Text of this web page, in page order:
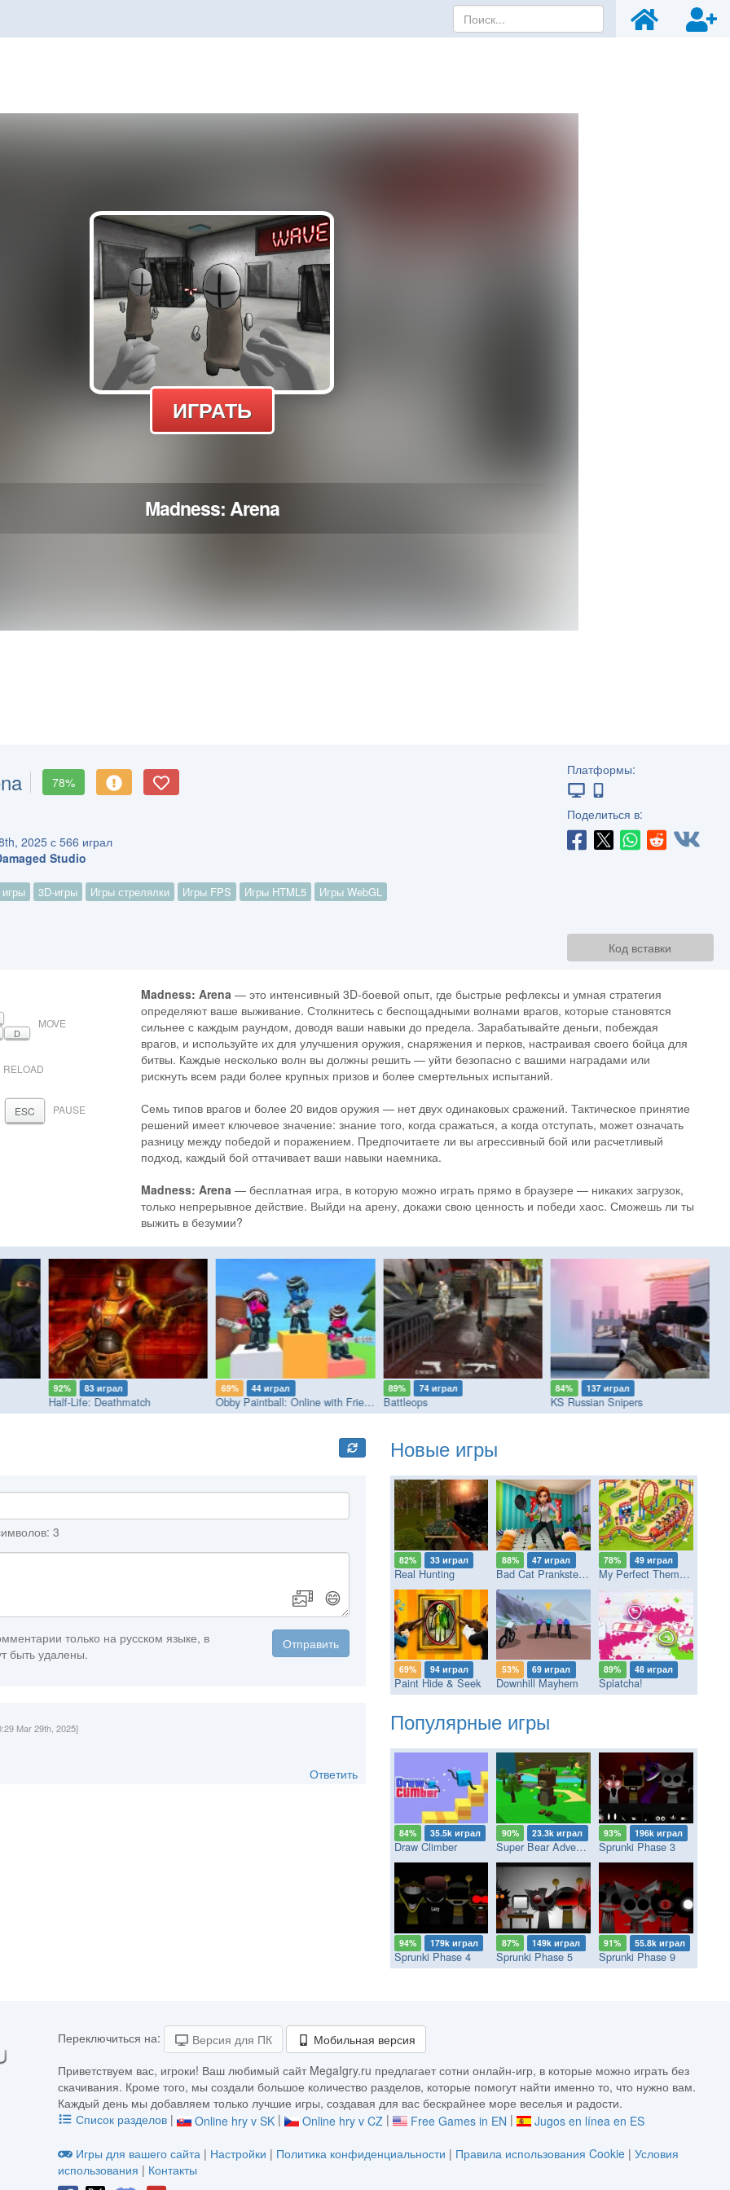
78%
2025 с 566 играл
Studio
3D-игры Игры стрелялки Игры FPS Игры HTML5 Игры WebGL
Платформы:
Поделиться в:
Код вставки
D
MOVE
RELOAD
ESC PAUSE
Madness: Arena — это интенсивный 3D-боевой опыт, где быстрые рефлексы и умная стратегия
определяют ваше выживание. Столкнитесь с беспощадными волнами врагов, которые становятся
сильнее с каждым раундом, доводя ваши навыки до предела. Зарабатывайте деньги, побеждая
врагов, и используйте их для улучшения оружия, снаряжения и перков, настраивая своего бойца для
битвы. Каждые несколько волн вы должны решить — уйти безопасно с вашими наградами или
рискнуть всем ради более крупных призов и более смертельных испытаний.
Семь типов врагов и более 20 видов оружия — нет двух одинаковых сражений. Тактическое принятие
решений имеет ключевое значение: знание того, когда сражаться, а когда отступать, может означать
разницу между победой и поражением. Предпочитаете ли вы агрессивный бой или расчетливый
подход, каждый бой оттачивает ваши навыки наемника.
Madness: Arena — бесплатная игра, в которую можно играть прямо в браузере — никаких загрузок,
только непрерывное действие. Выйди на арену, докажи свою ценность и победи хаос. Сможешь ли ты
выжить в безумии?
92% 83 играл
Half-Life: Deathmatch
69% 44 играл
Obby Paintball: Online with Friends
89% 74 играл
Battleops
84% 137 играл
KS Russian Snipers
3
😄
Отправить
только на русском языке, в
быть удалены.
Mar 29th, 2025]
Ответить
Новые игры
82% 33 играл
Real Hunting
88% 47 играл
Bad Cat Prankster - Mom’s Return
78% 49 играл
My Perfect Theme Park
69% 94 играл
Paint Hide & Seek
53% 69 играл
Downhill Mayhem
89% 48 играл
Splatcha!
Популярные игры
84% 35.5k играл
Draw Climber
90% 23.3k играл
Super Bear Adventure
93% 196k играл
Sprunki Phase 3
94% 179k играл
Sprunki Phase 4
87% 149k играл
Sprunki Phase 5
91% 55.8k играл
Sprunki Phase 9
Переключиться на: Версия для ПК
Мобильная версия
Приветствуем вас, игроки! Ваш любимый сайт MegaIgry.ru предлагает сотни онлайн-игр, в которые можно играть без
скачивания. Кроме того, мы создали большое количество разделов, которые помогут найти именно то, что нужно вам.
Каждый день мы добавляем только лучшие игры, создавая для вас бескрайнее море веселья и радости.
Список разделов | Online hry v SK | Online hry v CZ | Free Games in EN |
Jugos en línea en ES
Игры для вашего сайта | Настройки | Политика конфиденциальности | Правила использования Cookie| Условия
использования | Контакты